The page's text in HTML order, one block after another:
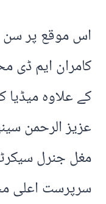
اس موقع پر سن
کامران ایم ڈی
کے علاوہ
عزیز الرحمن
مغل جنرل
سرپرست اعلی